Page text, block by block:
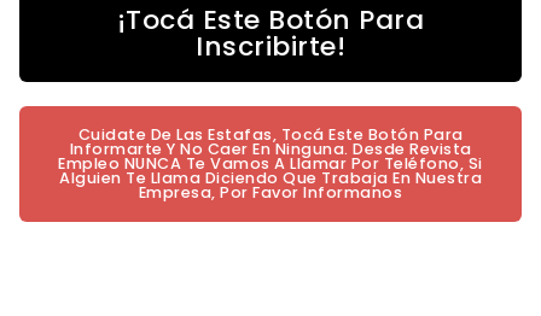
¡Tocá Este Botón Para
Inscribirte!
Cuidate De Las Estafas, Tocá Este Botón Para
Informarte Y No Caer En Ninguna. Desde Revista
Empleo NUNCA Te Vamos A Llamar Por Teléfono, Si
Alguien Te Llama Diciendo Que Trabaja En Nuestra
Empresa, Por Favor Informanos